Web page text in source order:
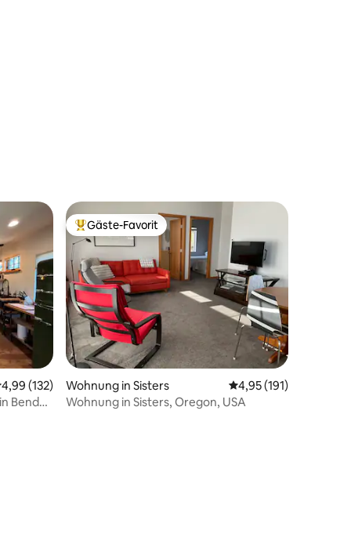
Bewertung: 4,99 von 5, 132 Bewertungen
4,99 (132)
Bend
Beliebter Gäste-Favorit.
Gäste-Favorit
Wohnung in Sisters Durchschnittliche
4,95 (191)
Wohnung in Sisters, Oregon, USA